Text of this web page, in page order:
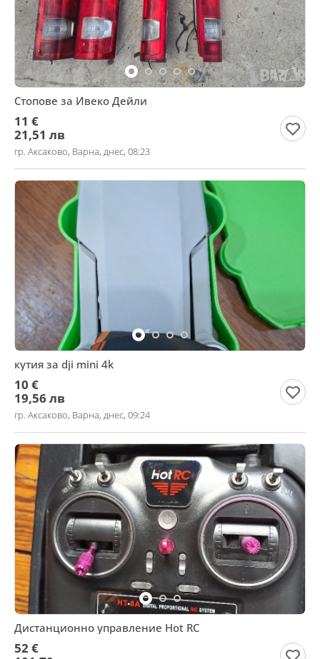
Стопове за Ивеко Дейли
11 €
21,51 лв
гр. Аксаково, Варна, днес, 08:23
кутия за dji mini 4k
10 €
19,56 лв
гр. Аксаково, Варна, днес, 09:24
Дистанционно управление Hot RC
52 €